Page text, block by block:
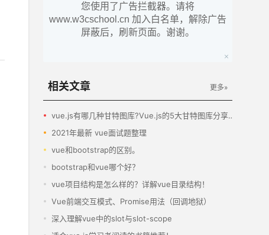
扫码下载编程狮APP
您使用了广告拦截器。请将
www.w3cschool.cn 加入白名单，解除广告
屏蔽后，刷新页面。谢谢。
相关文章 更多»
vue.js有哪几种甘特图库?Vue.js的5大甘特图库分享！
2021年最新 vue面试题整理
vue和bootstrap的区别。
bootstrap和vue哪个好？
vue项目结构是怎么样的？详解vue目录结构！
Vue前端交互模式、Promise用法（回调地狱）
深入理解vue中的slot与slot-scope